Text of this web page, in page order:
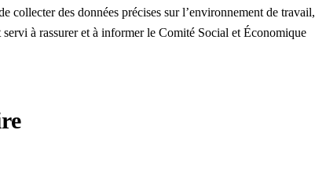
collecter des données précises sur l’environnement de travail,
à rassurer et à informer le Comité Social et Économique